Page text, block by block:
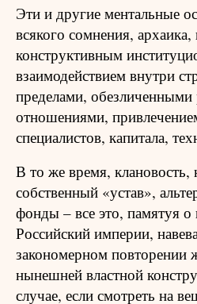
Эти и другие ментальные
всякого сомнения,
конструктивным
взаимодействием внутри
пределами,
отношениями,
специалистов, капитала,
В то же время, клановость,
собственный «устав»,
фонды – все это, памятуя
Российский империи,
закономерном повторении
нынешней властной
случае, если смотреть на